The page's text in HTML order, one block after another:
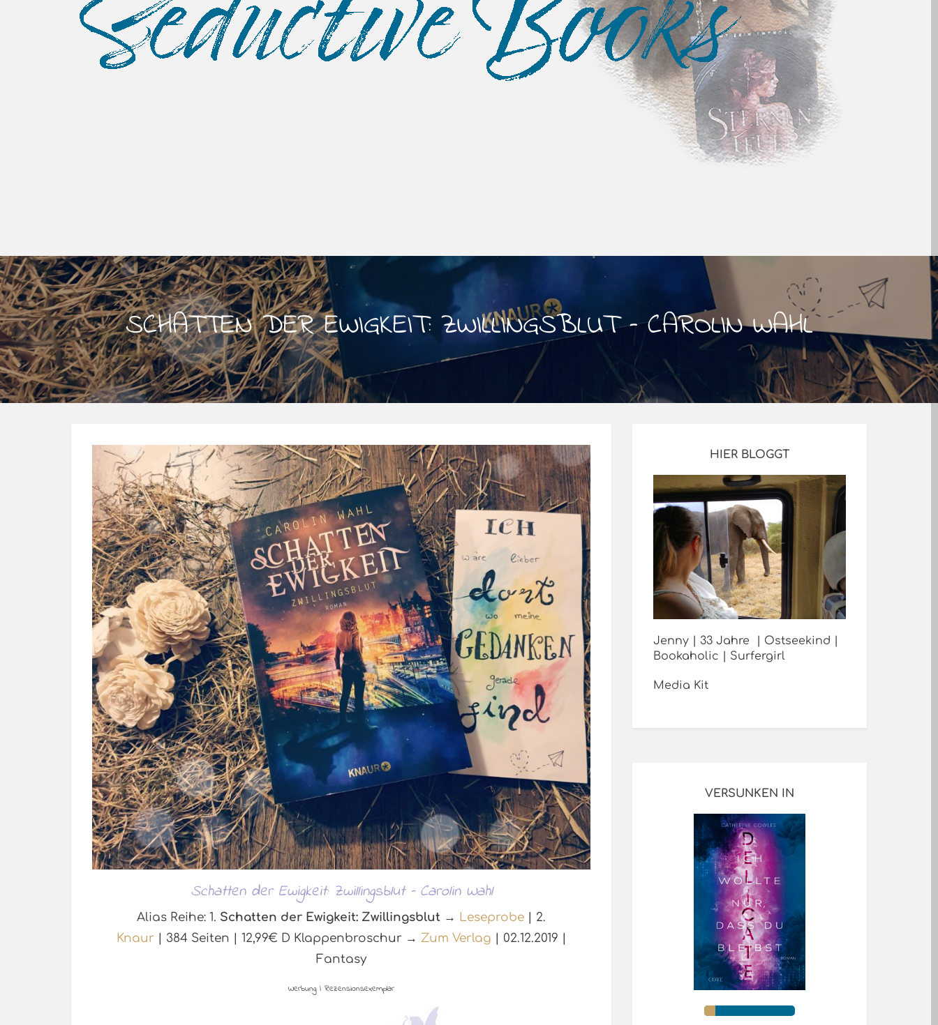
SCHATTEN DER EWIGKEIT: ZWILLINGSBLUT – CAROLIN WAHL
Schatten der Ewigkeit: Zwillingsblut – Carolin Wahl
Alias Reihe: 1. Schatten der Ewigkeit: Zwillingsblut → Leseprobe | 2.
Knaur| 384 Seiten | 12,99€ D Klappenbroschur → Zum Verlag | 02.12.2019 |
Fantasy
Werbung | Rezensionsexemplar
HIER BLOGGT
Jenny | 33 Jahre | Ostseekind |
Bookaholic | Surfergirl
Media Kit
VERSUNKEN IN